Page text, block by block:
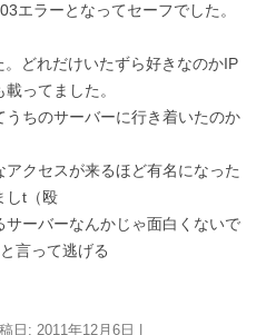
エラーとなってセーフでした。
どれだけいたずら好きなのかIP
ってました。
ちのサーバーに行き着いたのか
クセスが来るほど有名になった
しt（殴
サーバーなんかじゃ面白くないで
言って逃げる
日: 2011年12月6日